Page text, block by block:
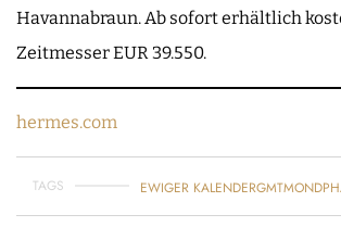
Havannabraun. Ab sofort erhältlich
Zeitmesser EUR 39.550.
hermes.com
TAGS EWIGER KALENDERGMT